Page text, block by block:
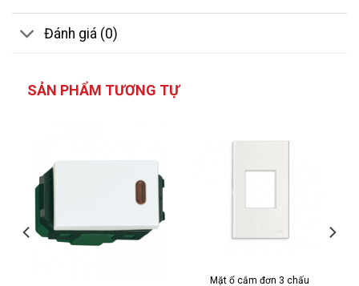
Đánh giá (0)
SẢN PHẨM TƯƠNG TỰ
Mặt ổ cắm đơn 3 chấu